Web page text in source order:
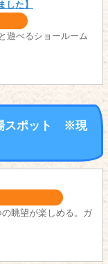
した】
遊べるショールーム
場スポット ※現
眺望が楽しめる。ガ